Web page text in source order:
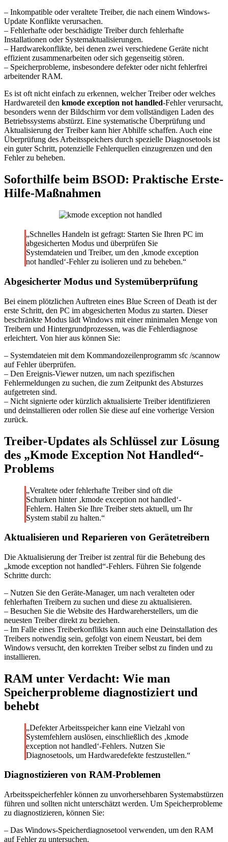
– Inkompatible oder veraltete Treiber, die nach einem Windows-
Update Konflikte verursachen.
– Fehlerhafte oder beschädigte Treiber durch fehlerhafte
Installationen oder Systemaktualisierungen.
– Hardwarekonflikte, bei denen zwei verschiedene Geräte nicht
effizient zusammenarbeiten oder sich gegenseitig stören.
– Speicherprobleme, insbesondere defekter oder nicht fehlerfrei
arbeitender RAM.
Es ist oft nicht einfach zu erkennen, welcher Treiber oder welches
Hardwareteil den kmode exception not handled-Fehler verursacht,
besonders wenn der Bildschirm vor dem vollständigen Laden des
Betriebssystems abstürzt. Eine systematische Überprüfung und
Aktualisierung der Treiber kann hier Abhilfe schaffen. Auch eine
Überprüfung des Arbeitsspeichers durch spezielle Diagnosetools ist
ein guter Schritt, potenzielle Fehlerquellen einzugrenzen und den
Fehler zu beheben.
Soforthilfe beim BSOD: Praktische Erste-
Hilfe-Maßnahmen
„Schnelles Handeln ist gefragt: Starten Sie Ihren PC im
abgesicherten Modus und überprüfen Sie
Systemdateien und Treiber, um den ‚kmode exception
not handled‘-Fehler zu isolieren und zu beheben.“
Abgesicherter Modus und Systemüberprüfung
Bei einem plötzlichen Auftreten eines Blue Screen of Death ist der
erste Schritt, den PC im abgesicherten Modus zu starten. Dieser
beschränkte Modus lädt Windows mit einer minimalen Menge von
Treibern und Hintergrundprozessen, was die Fehlerdiagnose
erleichtert. Von hier aus können Sie:
– Systemdateien mit dem Kommandozeilenprogramm sfc /scannow
auf Fehler überprüfen.
– Den Ereignis-Viewer nutzen, um nach spezifischen
Fehlermeldungen zu suchen, die zum Zeitpunkt des Absturzes
aufgetreten sind.
– Nicht signierte oder kürzlich aktualisierte Treiber identifizieren
und deinstallieren oder rollen Sie diese auf eine vorherige Version
zurück.
Treiber-Updates als Schlüssel zur Lösung
des „Kmode Exception Not Handled“-
Problems
„Veraltete oder fehlerhafte Treiber sind oft die
Schurken hinter ‚kmode exception not handled‘-
Fehlern. Halten Sie Ihre Treiber stets aktuell, um Ihr
System stabil zu halten.“
Aktualisieren und Reparieren von Gerätetreibern
Die Aktualisierung der Treiber ist zentral für die Behebung des
„kmode exception not handled“-Fehlers. Führen Sie folgende
Schritte durch:
– Nutzen Sie den Geräte-Manager, um nach veralteten oder
fehlerhaften Treibern zu suchen und diese zu aktualisieren.
– Besuchen Sie die Website des Hardwareherstellers, um die
neuesten Treiber direkt zu beziehen.
– Im Falle eines Treiberkonflikts kann auch eine Deinstallation des
Treibers notwendig sein, gefolgt von einem Neustart, bei dem
Windows versucht, den korrekten Treiber selbst zu finden und zu
installieren.
RAM unter Verdacht: Wie man
Speicherprobleme diagnostiziert und
behebt
„Defekter Arbeitsspeicher kann eine Vielzahl von
Systemfehlern auslösen, einschließlich des ‚kmode
exception not handled‘-Fehlers. Nutzen Sie
Diagnosetools, um Hardwaredefekte festzustellen.“
Diagnostizieren von RAM-Problemen
Arbeitsspeicherfehler können zu unvorhersehbaren Systemabstürzen
führen und sollten nicht unterschätzt werden. Um Speicherprobleme
zu diagnostizieren, können Sie:
– Das Windows-Speicherdiagnosetool verwenden, um den RAM
auf Fehler zu untersuchen.